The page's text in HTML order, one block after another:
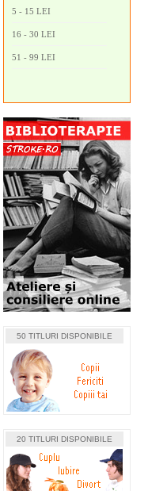
5 - 15 LEI
16 - 30 LEI
51 - 99 LEI
50 TITLURI DISPONIBILE
20 TITLURI DISPONIBILE